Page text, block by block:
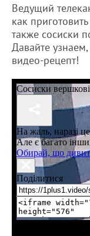
Ведущий
как
также сосиски
Давайте
видео-рецепт!